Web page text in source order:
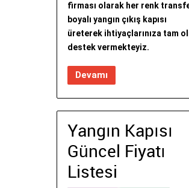
firması olarak her renk
boyalı yangın çıkış kapısı
üreterek ihtiyaçlarınıza tam
destek vermekteyiz.
Devamı
Yangın Kapısı
Güncel Fiyatı
Listesi